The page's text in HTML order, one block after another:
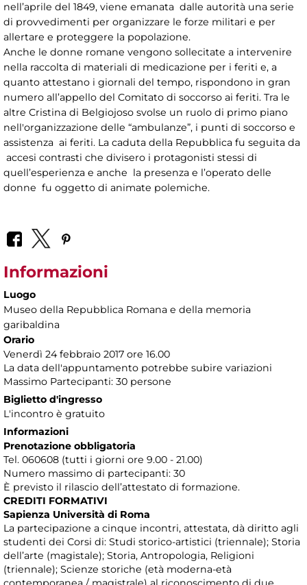
nell’aprile del 1849, viene emanata dalle autorità una serie
di provvedimenti per organizzare le forze militari e per
allertare e proteggere la popolazione.
Anche le donne romane vengono sollecitate a intervenire
nella raccolta di materiali di medicazione per i feriti e, a
quanto attestano i giornali del tempo, rispondono in gran
numero all’appello del Comitato di soccorso ai feriti. Tra le
altre Cristina di Belgiojoso svolse un ruolo di primo piano
nell'organizzazione delle “ambulanze”, i punti di soccorso e
assistenza ai feriti. La caduta della Repubblica fu seguita da
accesi contrasti che divisero i protagonisti stessi di
quell’esperienza e anche la presenza e l’operato delle
donne fu oggetto di animate polemiche.
Informazioni
Luogo
Museo della Repubblica Romana e della memoria
garibaldina
Orario
Venerdì 24 febbraio 2017 ore 16.00
La data dell'appuntamento potrebbe subire variazioni
Massimo Partecipanti: 30 persone
Biglietto d'ingresso
L'incontro è gratuito
Informazioni
Prenotazione obbligatoria
Tel. 060608 (tutti i giorni ore 9.00 - 21.00)
Numero massimo di partecipanti: 30
È previsto il rilascio dell’attestato di formazione.
CREDITI FORMATIVI
Sapienza Università di Roma
La partecipazione a cinque incontri, attestata, dà diritto agli
studenti dei Corsi di: Studi storico-artistici (triennale); Storia
dell’arte (magistale); Storia, Antropologia, Religioni
(triennale); Scienze storiche (età moderna-età